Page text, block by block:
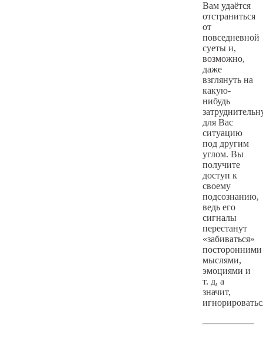
Вам удаётся
отстраниться
от
повседневной
суеты и,
возможно,
даже
взглянуть на
какую-
нибудь
для Вас
ситуацию
под другим
углом. Вы
получите
доступ к
своему
подсознанию,
ведь его
сигналы
перестанут
«забиваться»
посторонними
мыслями,
эмоциями и
т. д, а
значит,